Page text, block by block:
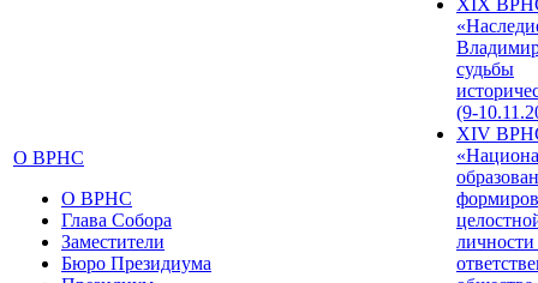
О ВРНС
О ВРНС
Глава Собора
Заместители
Бюро Президиума
XIX
судьбы
(9-
XIV